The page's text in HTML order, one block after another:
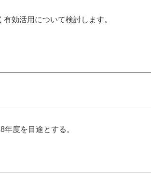
効活用について検討します。
度を目途とする。